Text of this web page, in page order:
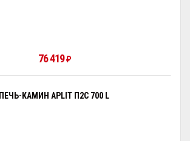
76 419 ₽
ПЕЧЬ-КАМИН APLIT П2С 700 L